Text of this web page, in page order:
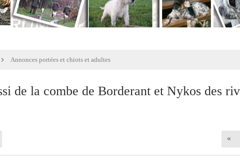
Annonces portées et chiots et adultes
de la combe de Borderant et Nykos des